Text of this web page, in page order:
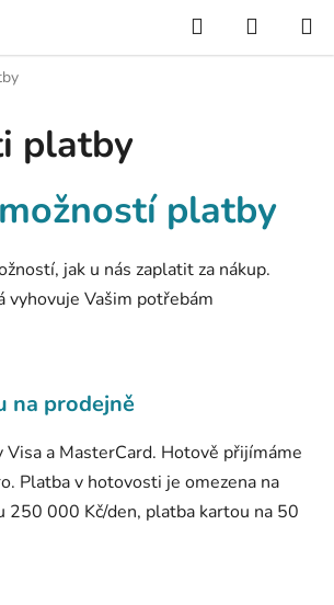
Hledat
KOŠÍK
platby
platby
jak u nás zaplatit za nákup.
vyhovuje Vašim potřebám
na prodejně
a MasterCard. Hotově přijímáme
Platba v hotovosti je omezena na
250 000 Kč/den, platba kartou na 50